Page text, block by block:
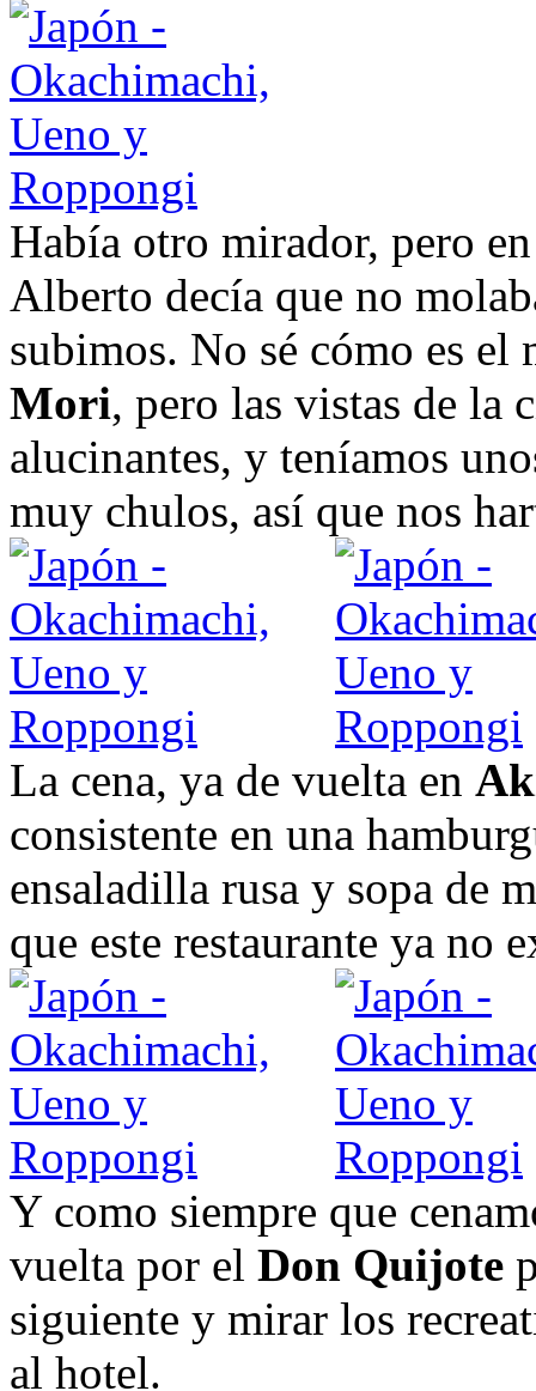
Había otro mirador, pero
Alberto decía que no
subimos. No sé cómo es
Mori, pero las vistas de la
alucinantes, y teníamos
muy chulos, así que nos
La cena, ya de vuelta en
consistente en una
ensaladilla rusa y sopa de
que este restaurante ya no
Y como siempre que
vuelta por el Don Quijote
siguiente y mirar los
al hotel.